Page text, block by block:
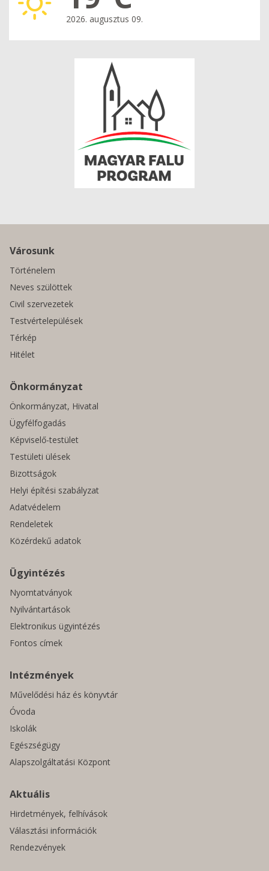
2026. augusztus 09.
Városunk
Történelem
Neves szülöttek
Civil szervezetek
Testvértelepülések
Térkép
Hitélet
Önkormányzat
Önkormányzat, Hivatal
Ügyfélfogadás
Képviselő-testület
Testületi ülések
Bizottságok
Helyi építési szabályzat
Adatvédelem
Rendeletek
Közérdekű adatok
Ügyintézés
Nyomtatványok
Nyilvántartások
Elektronikus ügyintézés
Fontos címek
Intézmények
Művelődési ház és könyvtár
Óvoda
Iskolák
Egészségügy
Alapszolgáltatási Központ
Aktuális
Hirdetmények, felhívások
Választási információk
Rendezvények